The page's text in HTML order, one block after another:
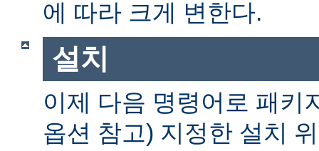
에 따라 크게 변한다.
설치
이제 다음 명령어로 패키
옵션 참고) 지정한 설치